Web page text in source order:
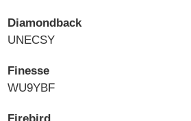
Diamondback
UNECSY
Finesse
WU9YBF